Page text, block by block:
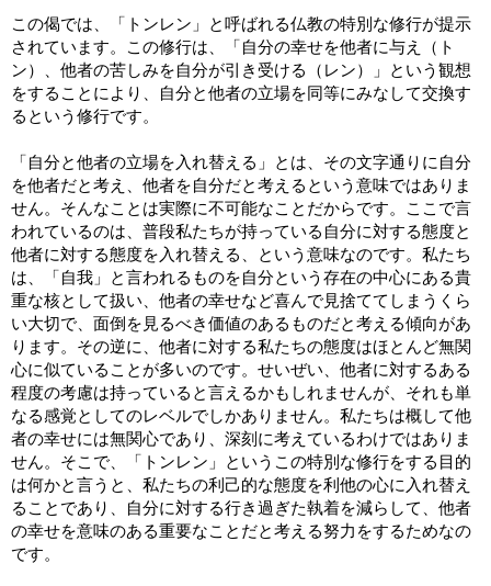
この偈では、「トンレン」と呼ばれる仏教の特別な修行が提示
されています。この修行は、「自分の幸せを他者に与え（ト
ン）、他者の苦しみを自分が引き受ける（レン）」という観想
をすることにより、自分と他者の立場を同等にみなして交換す
るという修行です。
「自分と他者の立場を入れ替える」とは、その文字通りに自分
を他者だと考え、他者を自分だと考えるという意味ではありま
せん。そんなことは実際に不可能なことだからです。ここで言
われているのは、普段私たちが持っている自分に対する態度と
他者に対する態度を入れ替える、という意味なのです。私たち
は、「自我」と言われるものを自分という存在の中心にある貴
重な核として扱い、他者の幸せなど喜んで見捨ててしまうくら
い大切で、面倒を見るべき価値のあるものだと考える傾向があ
ります。その逆に、他者に対する私たちの態度はほとんど無関
心に似ていることが多いのです。せいぜい、他者に対するある
程度の考慮は持っていると言えるかもしれませんが、それも単
なる感覚としてのレベルでしかありません。私たちは概して他
者の幸せには無関心であり、深刻に考えているわけではありま
せん。そこで、「トンレン」というこの特別な修行をする目的
は何かと言うと、私たちの利己的な態度を利他の心に入れ替え
ることであり、自分に対する行き過ぎた執着を減らして、他者
の幸せを意味のある重要なことだと考える努力をするためなの
です。